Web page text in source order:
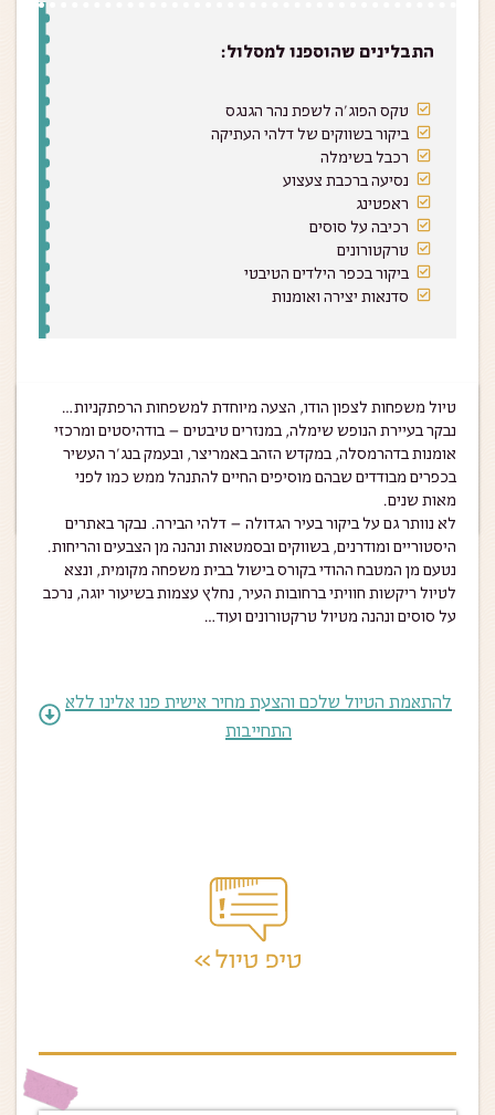
התבלינים שהוספנו למסלול:
טקס הפוג'ה לשפת נהר הגנגס
ביקור בשווקים של דלהי העתיקה
רכבל בשימלה
נסיעה ברכבת צעצוע
ראפטינג
רכיבה על סוסים
טרקטורונים
ביקור בכפר הילדים הטיבטי
סדנאות יצירה ואומנות
טיול משפחות לצפון הודו, הצעה מיוחדת למשפחות הרפתקניות…
נבקר בעיירת הנופש שימלה, במנזרים טיבטים – בודהיסטים ומרכזי
אומנות בדהרמסלה, במקדש הזהב באמריצר, ובעמק בנג’ר העשיר
בכפרים מבודדים שבהם מוסיפים החיים להתנהל ממש כמו לפני
מאות שנים.
לא נוותר גם על ביקור בעיר הגדולה – דלהי הבירה. נבקר באתרים
היסטוריים ומודרנים, בשווקים ובסמטאות ונהנה מן הצבעים והריחות.
נטעם מן המטבח ההודי בקורס בישול בבית משפחה מקומית, ונצא
לטיול ריקשות חוויתי ברחובות העיר, נחלץ עצמות בשיעור יוגה, נרכב
על סוסים ונהנה מטיול טרקטורונים ועוד…
להתאמת הטיול שלכם והצעת מחיר אישית פנו אלינו ללא
התחייבות